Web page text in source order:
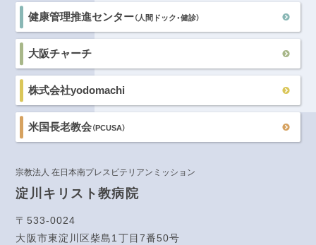
健康管理推進センター（人間ドック・健診）
大阪チャーチ
株式会社yodomachi
米国長老教会（PCUSA）
宗教法人 在日本南プレスビテリアンミッション
淀川キリスト教病院
〒533-0024
大阪市東淀川区柴島1丁目7番50号